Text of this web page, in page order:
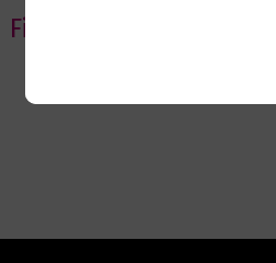
Filtrar por editorial